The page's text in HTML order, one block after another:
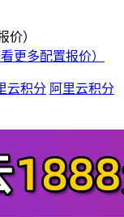
价）
更多配置报价）
云积分 阿里云积分